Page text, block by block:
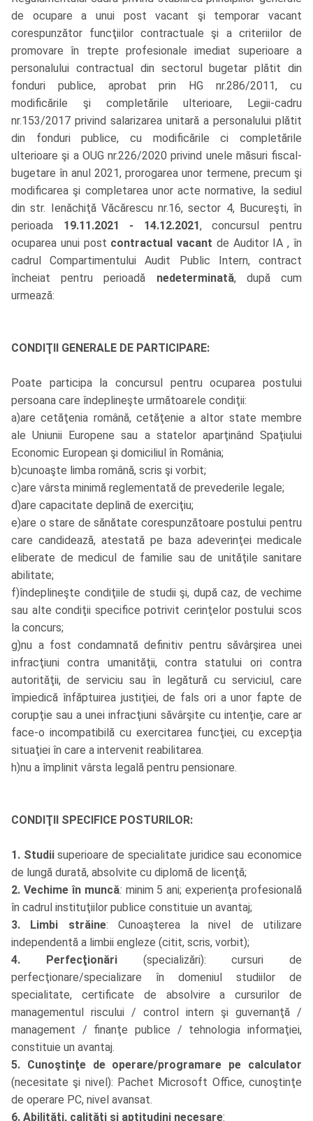
de ocupare a unui post vacant şi temporar vacant
corespunzător funcţiilor contractuale şi a criteriilor de
promovare în trepte profesionale imediat superioare a
personalului contractual din sectorul bugetar plătit din
fonduri publice, aprobat prin HG nr.286/2011, cu
modificările şi completările ulterioare, Legii-cadru
nr.153/2017 privind salarizarea unitară a personalului plătit
din fonduri publice, cu modificările ci completările
ulterioare şi a OUG nr.226/2020 privind unele măsuri fiscal-
bugetare în anul 2021, prorogarea unor termene, precum şi
modificarea şi completarea unor acte normative, la sediul
din str. Ienăchiţă Văcărescu nr.16, sector 4, Bucureşti, în
perioada 19.11.2021 - 14.12.2021, concursul pentru
ocuparea unui post contractual vacant de Auditor IA , în
cadrul Compartimentului Audit Public Intern, contract
încheiat pentru perioadă nedeterminată, după cum
urmează:
CONDIŢII GENERALE DE PARTICIPARE:
Poate participa la concursul pentru ocuparea postului
persoana care îndeplineşte următoarele condiţii:
a)are cetăţenia română, cetăţenie a altor state membre
ale Uniunii Europene sau a statelor aparţinând Spaţiului
Economic European şi domiciliul în România;
b)cunoaşte limba română, scris şi vorbit;
c)are vârsta minimă reglementată de prevederile legale;
d)are capacitate deplină de exerciţiu;
e)are o stare de sănătate corespunzătoare postului pentru
care candidează, atestată pe baza adeverinţei medicale
eliberate de medicul de familie sau de unităţile sanitare
abilitate;
f)îndeplineşte condiţiile de studii şi, după caz, de vechime
sau alte condiţii specifice potrivit cerinţelor postului scos
la concurs;
g)nu a fost condamnată definitiv pentru săvârşirea unei
infracţiuni contra umanităţii, contra statului ori contra
autorităţii, de serviciu sau în legătură cu serviciul, care
împiedică înfăptuirea justiţiei, de fals ori a unor fapte de
corupţie sau a unei infracţiuni săvârşite cu intenţie, care ar
face-o incompatibilă cu exercitarea funcţiei, cu excepţia
situaţiei în care a intervenit reabilitarea.
h)nu a împlinit vârsta legală pentru pensionare.
CONDIŢII SPECIFICE POSTURILOR:
1. Studiisuperioare de specialitate juridice sau economice
de lungă durată, absolvite cu diplomă de licenţă;
2. Vechime în muncă:minim 5 ani; experienţa profesională
în cadrul instituţiilor publice constituie un avantaj;
3. Limbi străine: Cunoaşterea la nivel de utilizare
independentă a limbii engleze (citit, scris, vorbit);
4. Perfecţionări(specializări): cursuri de
perfecţionare/specializare în domeniul studiilor de
specialitate, certificate de absolvire a cursurilor de
managementul riscului / control intern şi guvernanţă /
management / finanţe publice / tehnologia informaţiei,
constituie un avantaj.
5. Cunoştinţe de operare/programare pe calculator
(necesitate şi nivel): Pachet Microsoft Office, cunoştinţe
de operare PC, nivel avansat.
6. Abilităţi, calităţi şi aptitudini necesare: